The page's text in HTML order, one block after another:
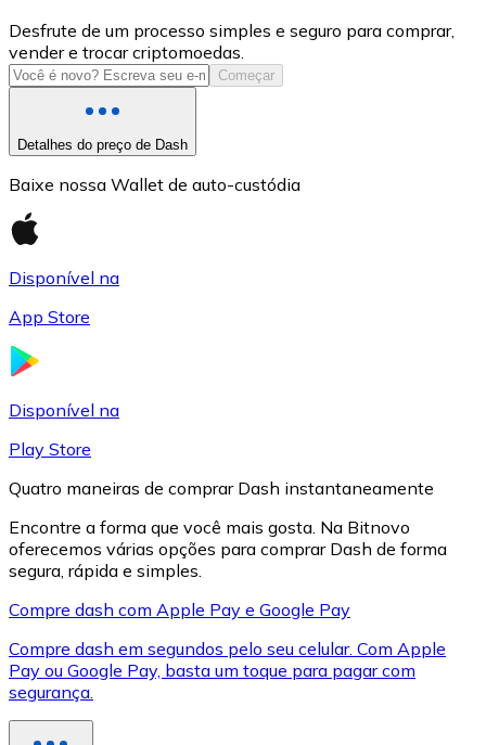
USD Coin
USDC
XRP
XRP
Desfrute de um processo simples e seguro para comprar,
vender e trocar criptomoedas.
Começar
Detalhes do preço de Dash
Baixe nossa Wallet de auto-custódia
Disponível na
App Store
Disponível na
Play Store
Quatro maneiras de comprar Dash instantaneamente
Encontre a forma que você mais gosta. Na Bitnovo
oferecemos várias opções para comprar Dash de forma
segura, rápida e simples.
Compre dash com Apple Pay e Google Pay
Compre dash em segundos pelo seu celular. Com Apple
Pay ou Google Pay, basta um toque para pagar com
segurança.